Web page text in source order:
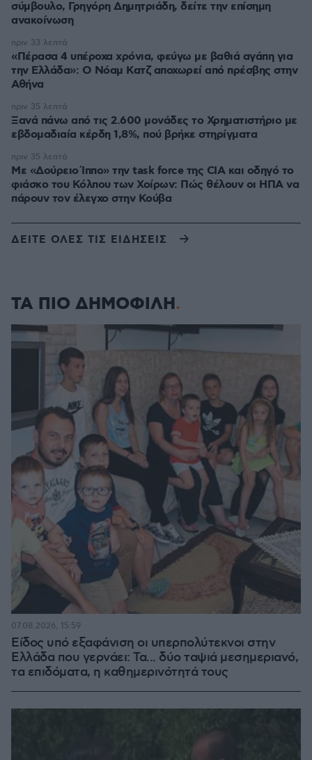
σύμβουλο, Γρηγόρη Δημητριάδη, δείτε την επίσημη
ανακοίνωση
«Πέρασα 4 υπέροχα χρόνια, φεύγω με βαθιά αγάπη για
την Ελλάδα»: Ο Νόαμ Κατζ αποχωρεί από πρέσβης στην
Αθήνα
πριν 33 λεπτά
Ξανά πάνω από τις 2.600 μονάδες το Χρηματιστήριο με
εβδομαδιαία κέρδη 1,8%, πού βρήκε στηρίγματα
πριν 35 λεπτά
Με «Δούρειο Ίππο» την task force της CIA και οδηγό το
φιάσκο του Κόλπου των Χοίρων: Πώς θέλουν οι ΗΠΑ να
πάρουν τον έλεγχο στην Κούβα
πριν 35 λεπτά
ΔΕΙΤΕ ΟΛΕΣ ΤΙΣ ΕΙΔΗΣΕΙΣ
ΤΑ ΠΙΟ ΔΗΜΟΦΙΛΗ
Είδος υπό εξαφάνιση οι υπερπολύτεκνοι στην
Ελλάδα που γερνάει: Τα... δύο ταψιά μεσημεριανό,
τα επιδόματα, η καθημερινότητά τους
07.08.2026, 15:59